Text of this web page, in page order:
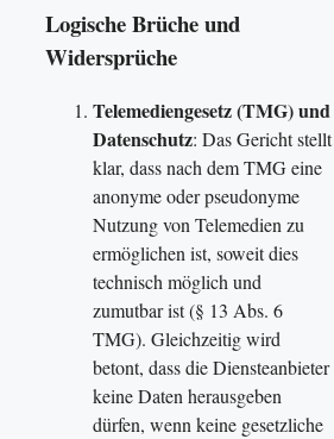
Logische Brüche und
Widersprüche
Telemediengesetz (TMG) und
Datenschutz: Das Gericht stellt
klar, dass nach dem TMG eine
anonyme oder pseudonyme
Nutzung von Telemedien zu
ermöglichen ist, soweit dies
technisch möglich und
zumutbar ist (§ 13 Abs. 6
TMG). Gleichzeitig wird
betont, dass die Diensteanbieter
keine Daten herausgeben
dürfen, wenn keine gesetzliche